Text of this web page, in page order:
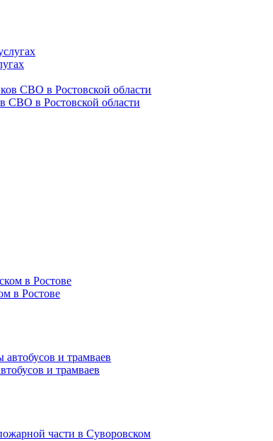
СВО в Ростовской области
в Ростове
и трамваев